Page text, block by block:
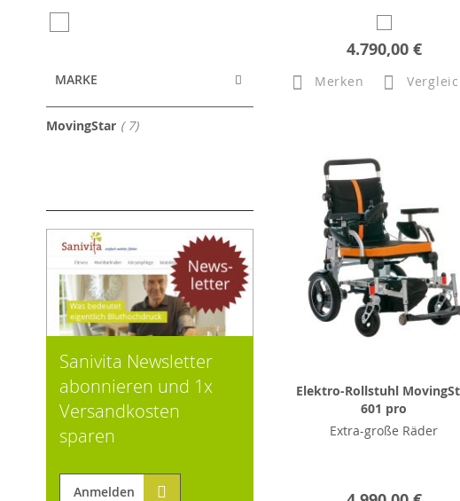
4.790,00 €
Merken
Elektro-Rollstuhl
601 pro
Extra-große Räder
MARKE
MovingStar 7Artikel
Sanivita Newsletter
abonnieren und 1x
Versandkosten
sparen
Anmelden